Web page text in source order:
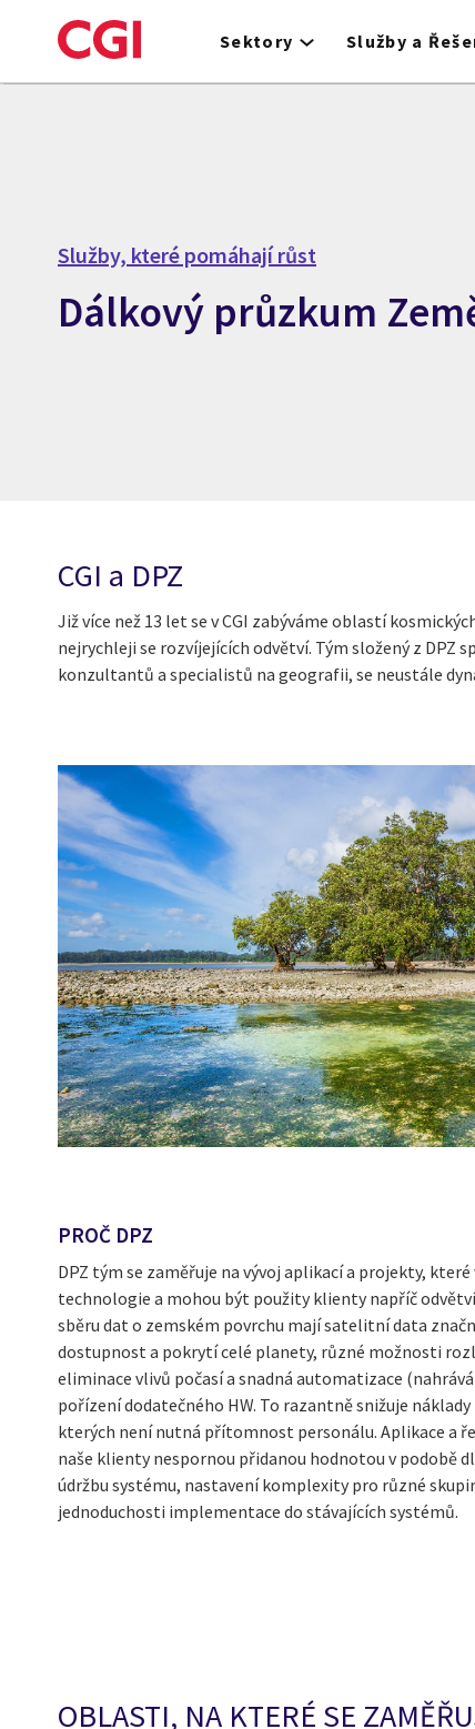
to
Sektory Služby a
Služby, které pomáhají růst
Dálkový průzkum
CGI a DPZ
Již více než 13 let se v CGI zabýváme oblastí
nejrychleji se rozvíjejících odvětví. Tým složený z
konzultantů a specialistů na geografii, se neustále
PROČ DPZ
DPZ tým se zaměřuje na vývoj aplikací a projekty,
technologie a mohou být použity klienty napříč
sběru dat o zemském povrchu mají satelitní data
dostupnost a pokrytí celé planety, různé možnosti
eliminace vlivů počasí a snadná automatizace
pořízení dodatečného HW. To razantně snižuje
kterých není nutná přítomnost personálu. Aplikace a
naše klienty nespornou přidanou hodnotou v podobě
údržbu systému, nastavení komplexity pro různé
jednoduchosti implementace do stávajících systémů.
OBLASTI, NA KTERÉ SE